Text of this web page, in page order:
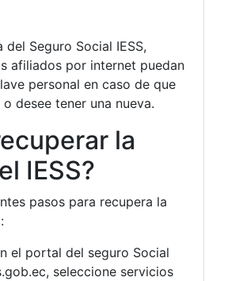
del Seguro Social IESS,
afiliados por internet puedan
personal en caso de que
desee tener una nueva.
la
IESS?
pasos para recupera la
el portal del seguro Social
seleccione servicios